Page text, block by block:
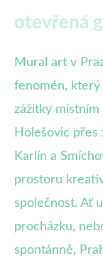
otevřená
Mural art v
fenomén, který
zážitky
Holešovic přes
Karlín a
prostoru
společnost. Ať
procházku,
spontánně,